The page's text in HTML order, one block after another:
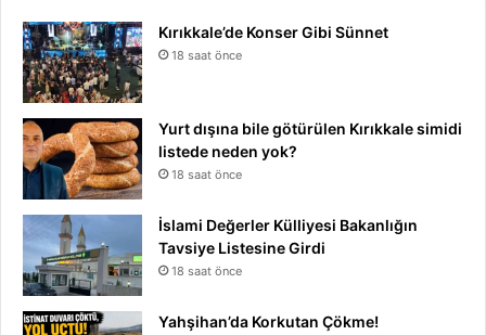
Kırıkkale’de Konser Gibi Sünnet
18 saat önce
Yurt dışına bile götürülen Kırıkkale simidi
listede neden yok?
18 saat önce
İslami Değerler Külliyesi Bakanlığın
Tavsiye Listesine Girdi
18 saat önce
Yahşihan’da Korkutan Çökme!